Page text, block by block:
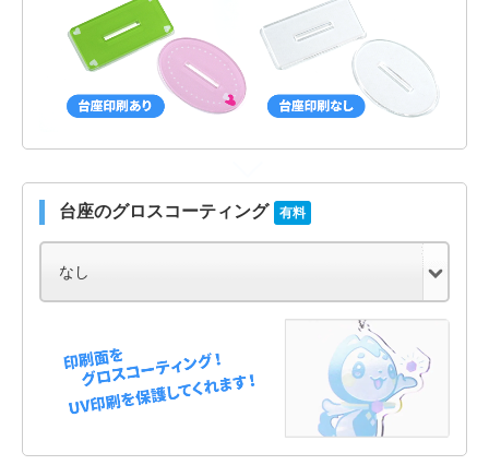
台座のグロスコーティング 有料